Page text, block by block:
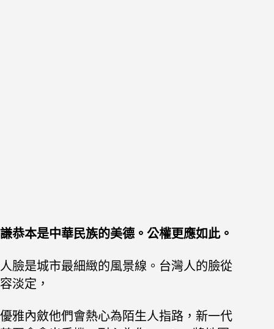
謙恭本是中華民族的美德。公權更應如此。
人臉是城市最細緻的風景線。台灣人的臉從
容淡定，
優雅內斂他們會熱心為陌生人指路，新一代